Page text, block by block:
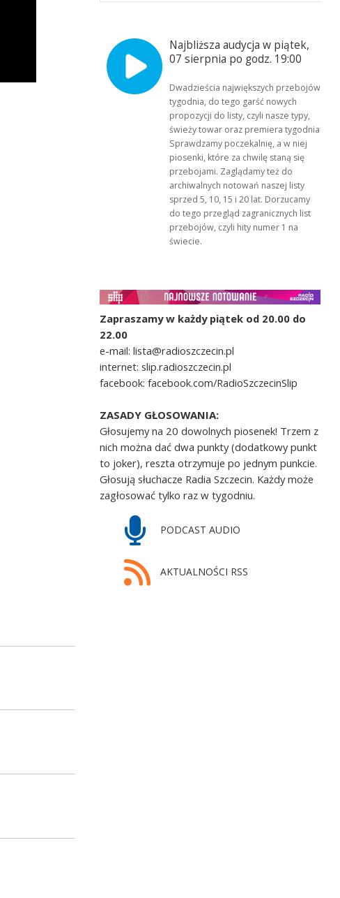
Najbliższa audycja w piątek,
07 sierpnia po godz. 19:00
Dwadzieścia największych przebojów
tygodnia, do tego garść nowych
propozycji do listy, czyli nasze typy,
świeży towar oraz premiera tygodnia!
Sprawdzamy poczekalnię, a w niej
piosenki, które za chwilę staną się
przebojami. Zaglądamy też do
archiwalnych notowań naszej listy
sprzed 5, 10, 15 i 20 lat. Dorzucamy
do tego przegląd zagranicznych list
przebojów, czyli hity numer 1 na
świecie.
Zapraszamy w każdy piątek od 20.00 do
22.00
e-mail: lista@radioszczecin.pl
internet: slip.radioszczecin.pl
facebook: facebook.com/RadioSzczecinSlip
ZASADY GŁOSOWANIA:
Głosujemy na 20 dowolnych piosenek! Trzem z
nich można dać dwa punkty (dodatkowy punkt
to joker), reszta otrzymuje po jednym punkcie.
Głosują słuchacze Radia Szczecin. Każdy może
zagłosować tylko raz w tygodniu.
PODCAST AUDIO
AKTUALNOŚCI RSS